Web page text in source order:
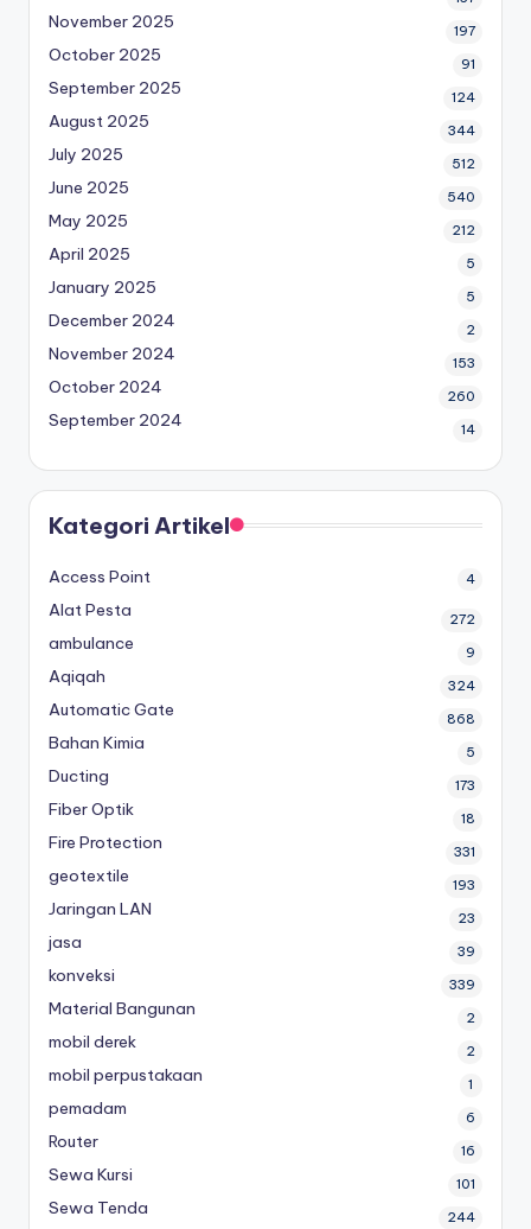
November 2025 197
October 2025 91
September 2025 124
August 2025 344
July 2025 512
June 2025 540
May 2025 212
April 2025 5
January 2025 5
December 2024 2
November 2024 153
October 2024 260
September 2024 14
Kategori Artikel
Access Point 4
Alat Pesta 272
ambulance 9
Aqiqah 324
Automatic Gate 868
Bahan Kimia 5
Ducting 173
Fiber Optik 18
Fire Protection 331
geotextile 193
Jaringan LAN 23
jasa 39
konveksi 339
Material Bangunan 2
mobil derek 2
mobil perpustakaan 1
pemadam 6
Router 16
Sewa Kursi 101
Sewa Tenda 244